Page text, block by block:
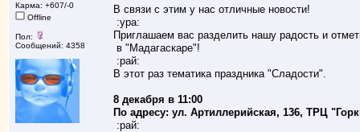
Карма: +607/-0
Offline
Пол:
Сообщений: 4358
В связи с этим у нас отличные новости!
:ура:
Приглашаем вас разделить нашу радость и
в "Мадагаскаре"!
:рай:
В этот раз тематика праздника "Сладости".
8 декабря в 11:00
По адресу: ул. Артиллерийская, 136, ТРЦ
:рай: